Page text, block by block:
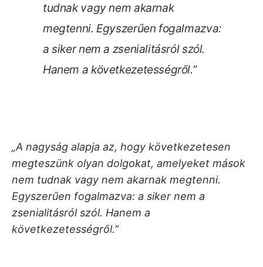
tudnak vagy nem akarnak
megtenni. Egyszerűen fogalmazva:
a siker nem a zsenialitásról szól.
Hanem a következetességről.”
„A nagyság alapja az, hogy következetesen
megteszünk olyan dolgokat, amelyeket mások
nem tudnak vagy nem akarnak megtenni.
Egyszerűen fogalmazva: a siker nem a
zsenialitásról szól. Hanem a
következetességről.”